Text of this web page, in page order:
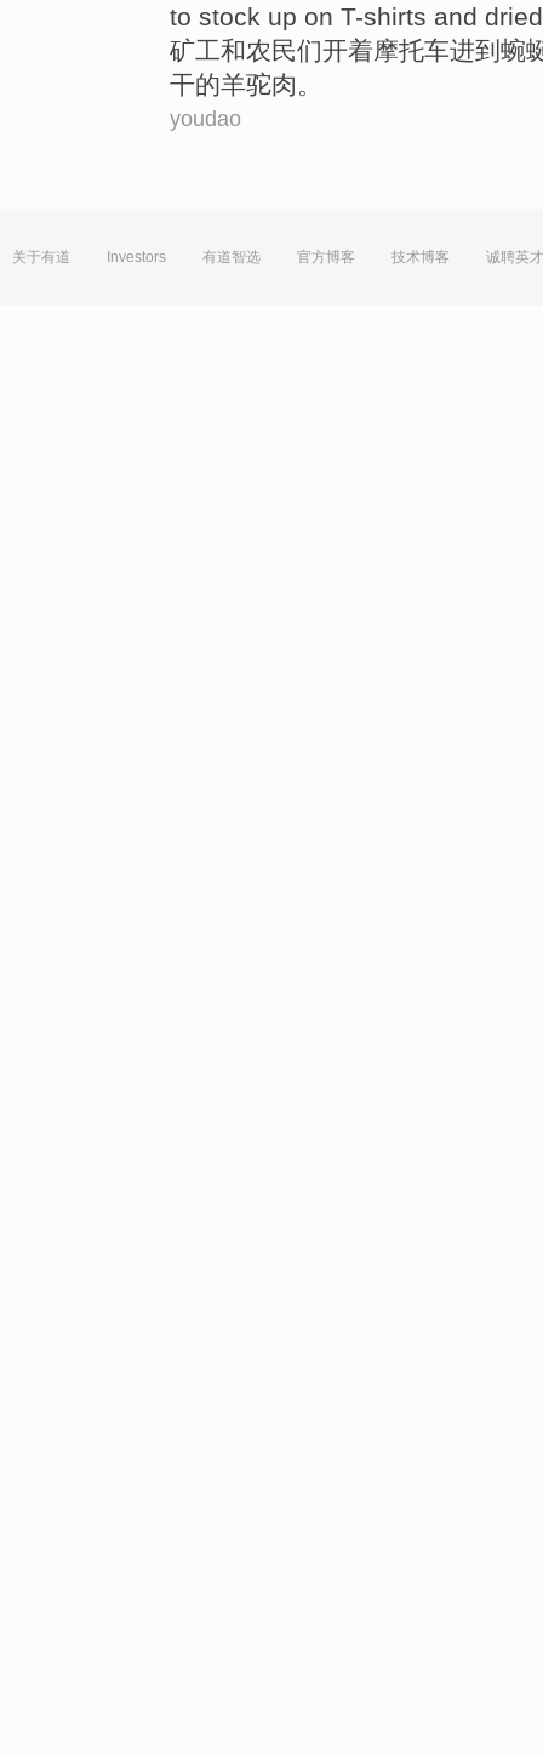
to stock up on T-shirts and dried
矿工和农民们开着摩托车进到 蜿
干的羊驼肉。
youdao
关于有道 Investors 有道智选 官方博客 技术博客 诚聘英才